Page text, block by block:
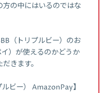
の中にはいるのではな
（トリプルビー）のお
）が使えるのかどうか
きます。
ビー） AmazonPay】